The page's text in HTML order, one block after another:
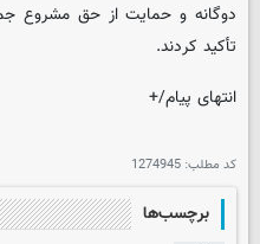
دوگانه و حمایت از حق مشروع
تأکید کردند.
انتهای پیام/+
کد مطلب: 1274945
برچسب‌ها